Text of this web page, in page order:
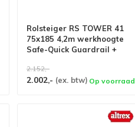
Rolsteiger RS TOWER 41
75x185 4,2m werkhoogte
Safe-Quick Guardrail +
2.152,-
2.002,- (ex. btw) Op voorraad